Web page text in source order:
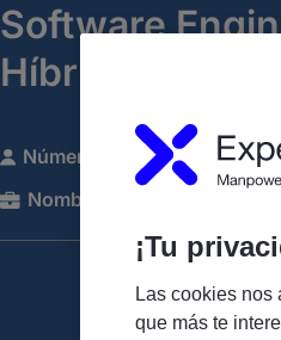
Software
Híbrido Madrid
Número de referencia:
Nombre de la compañía:
¡Tu
Las cookies
que más te